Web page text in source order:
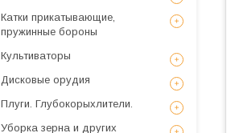
Катки прикатывающие,
пружинные бороны
Культиваторы
Дисковые орудия
Плуги. Глубокорыхлители.
Уборка зерна и других